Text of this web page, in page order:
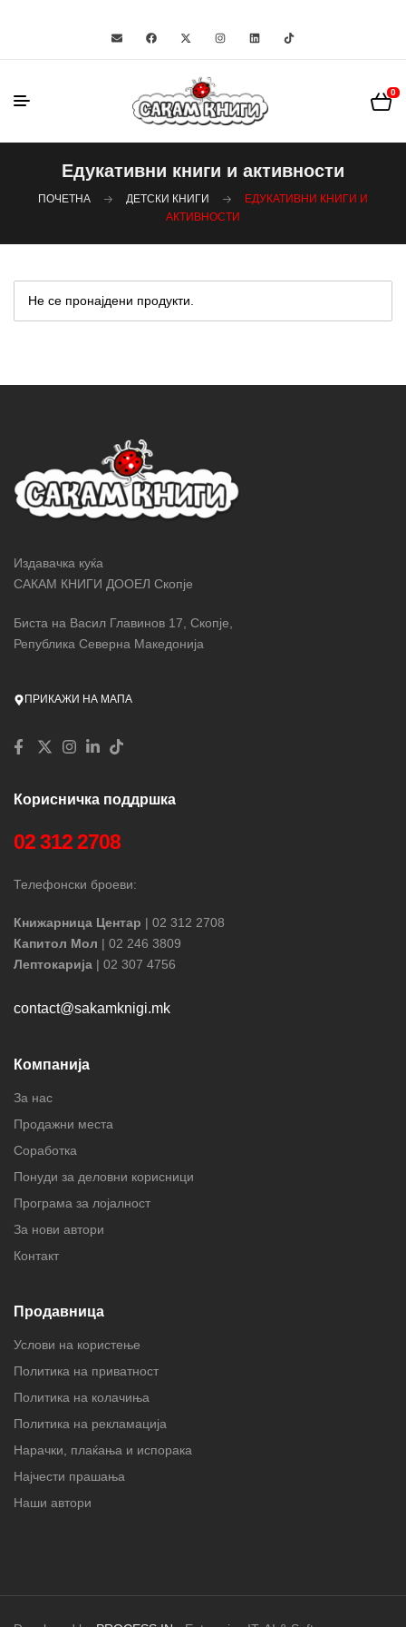
0
Едукативни книги и активности
ПОЧЕТНА ДЕТСКИ КНИГИ
ЕДУКАТИВНИ КНИГИ И
АКТИВНОСТИ
Не се пронајдени продукти.
Издавачка куќа
САКАМ КНИГИ ДООЕЛ Скопје
Биста на Васил Главинов 17, Скопје,
Република Северна Македонија
ПРИКАЖИ НА МАПА
Корисничка поддршка
02 312 2708
Телефонски броеви:
Книжарница Центар | 02 312 2708
Капитол Мол | 02 246 3809
Лептокарија | 02 307 4756
contact@sakamknigi.mk
Компанија
За нас
Продажни места
Соработка
Понуди за деловни корисници
Програма за лојалност
За нови автори
Контакт
Продавница
Услови на користење
Политика на приватност
Политика на колачиња
Политика на рекламација
Нарачки, плаќања и испорака
Најчести прашања
Наши автори